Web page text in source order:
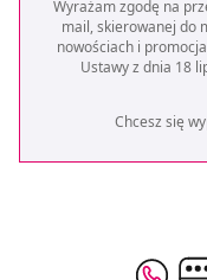
Wyrażam zgodę na
mail, skierowanej do
nowościach i
Ustawy z dnia 18
Chcesz się